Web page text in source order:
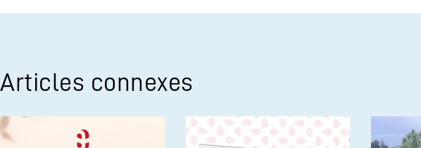
Articles connexes